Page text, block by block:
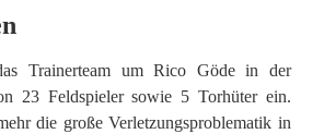
Trainerteam um Rico Göde in der
23 Feldspieler sowie 5 Torhüter ein.
die große Verletzungsproblematik in